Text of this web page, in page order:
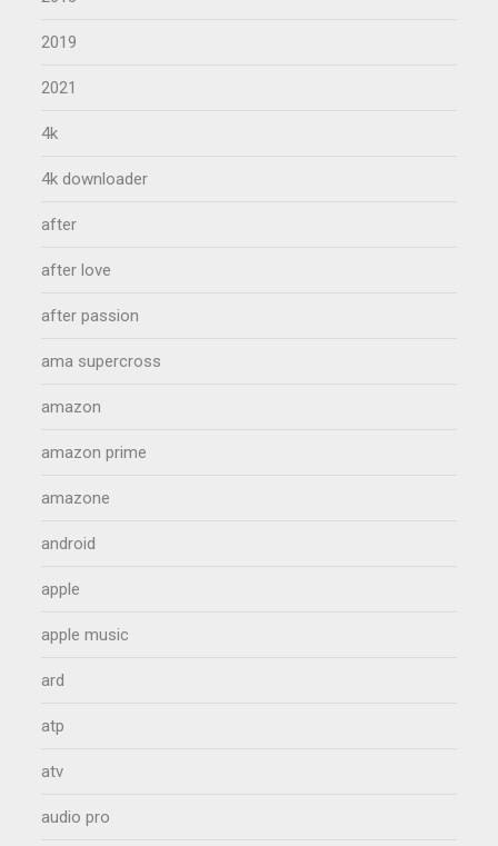
2019
2021
4k
4k downloader
after
after love
after passion
ama supercross
amazon
amazon prime
amazone
android
apple
apple music
ard
atp
atv
audio pro